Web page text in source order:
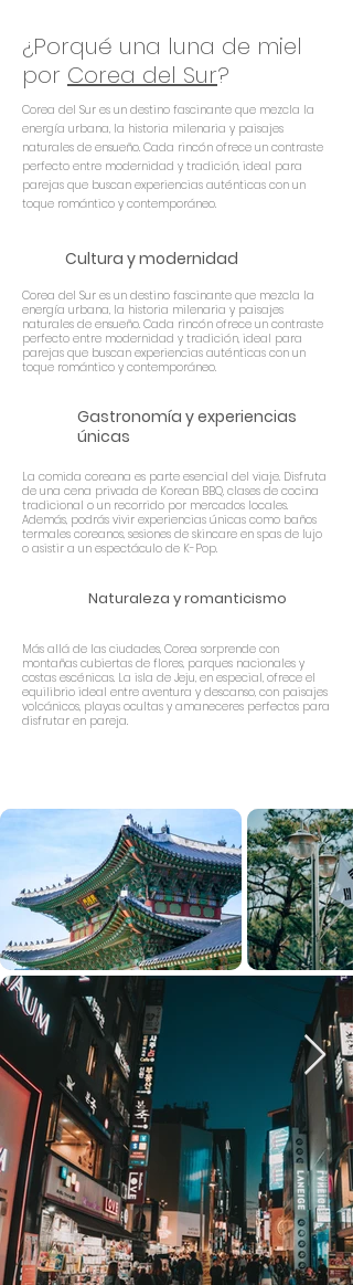
¿Porqué una luna de miel
por Corea del Sur?
Corea del Sur es un destino fascinante que mezcla la
energía urbana, la historia milenaria y paisajes
naturales de ensueño. Cada rincón ofrece un contraste
perfecto entre modernidad y tradición, ideal para
parejas que buscan experiencias auténticas con un
toque romántico y contemporáneo.
Cultura y modernidad
Corea del Sur es un destino fascinante que mezcla la
energía urbana, la historia milenaria y paisajes
naturales de ensueño. Cada rincón ofrece un contraste
perfecto entre modernidad y tradición, ideal para
parejas que buscan experiencias auténticas con un
toque romántico y contemporáneo.
Gastronomía y experiencias
únicas
La comida coreana es parte esencial del viaje. Disfruta
de una cena privada de Korean BBQ, clases de cocina
tradicional o un recorrido por mercados locales.
Además, podrás vivir experiencias únicas como baños
termales coreanos, sesiones de skincare en spas de lujo
o asistir a un espectáculo de K-Pop.
Naturaleza y romanticismo
Más allá de las ciudades, Corea sorprende con
montañas cubiertas de flores, parques nacionales y
costas escénicas. La isla de Jeju, en especial, ofrece el
equilibrio ideal entre aventura y descanso, con paisajes
volcánicos, playas ocultas y amaneceres perfectos para
disfrutar en pareja.